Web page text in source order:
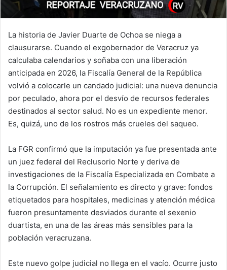
La historia de Javier Duarte de Ochoa se niega a
clausurarse. Cuando el exgobernador de Veracruz ya
calculaba calendarios y soñaba con una liberación
anticipada en 2026, la Fiscalía General de la República
volvió a colocarle un candado judicial: una nueva denuncia
por peculado, ahora por el desvío de recursos federales
destinados al sector salud. No es un expediente menor.
Es, quizá, uno de los rostros más crueles del saqueo.
La FGR confirmó que la imputación ya fue presentada ante
un juez federal del Reclusorio Norte y deriva de
investigaciones de la Fiscalía Especializada en Combate a
la Corrupción. El señalamiento es directo y grave: fondos
etiquetados para hospitales, medicinas y atención médica
fueron presuntamente desviados durante el sexenio
duartista, en una de las áreas más sensibles para la
población veracruzana.
Este nuevo golpe judicial no llega en el vacío. Ocurre justo